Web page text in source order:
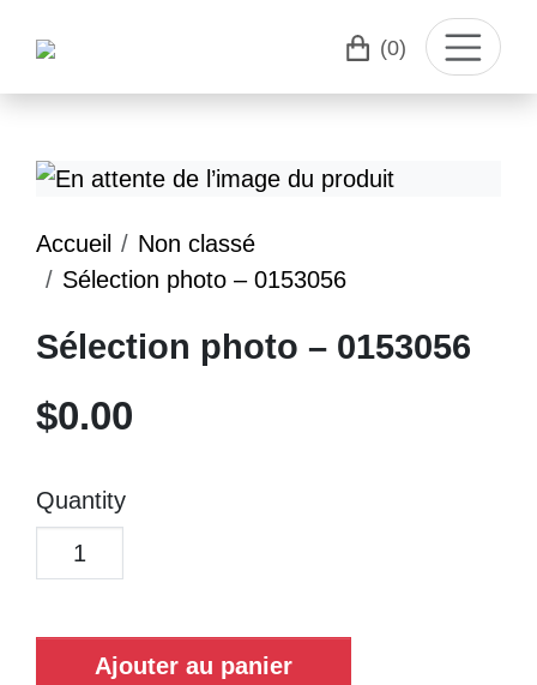
(0)
Accueil
Non classé
Sélection photo – 0153056
Sélection photo – 0153056
$0.00
Quantity
Ajouter au panier